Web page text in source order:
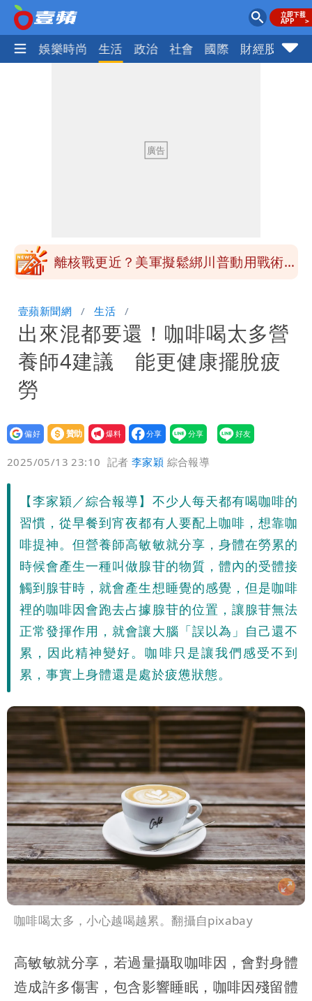
熱門 娛樂時尚 生活 政治 社會 國際 財經股市
姜厚任自爆「和女友前夫是好友」 駁斥
孫戀」 75歲男星傻淪小王一場空
離核戰更近？美軍擬鬆綁川普動用戰術性
周溼答答
Tim哥慘成淹水戶 貨物及電腦全泡水！
他崩潰喊完蛋
黑面嫁女席開200桌搞成演唱會 她嫌高
台北山區升級「大豪雨」！基隆北海岸逢
大潮 恐海水倒灌
澎湖13兒女擠住10坪屋 媽帶補助款離
家！縣府出手了
經紀人強吻女藝人「我又沒伸舌頭」 連
法官都怒了：相當噁心
桃園復興宣布今停班課！全台放假情形一
次看
慈濟遭詐10億 他點名顏博文下台：認
錯有那麼難嗎？
颱風相當有感！海警持續到明晨 北部風
雨這時才變小
五月天冠佑20歲女兒「遭AI假造不雅影
像」 憤怒發聲：已截圖
最新風雨預測！今天「9地區」達停班課
標準
姜厚任自爆「和女友前夫是好友」 駁斥
小三傳言：你在講三小？
壹蘋新聞網 生活
出來混都要還！咖啡喝太多營
養師4建議 能更健康擺脫疲
勞
設為
贊助
我要
爆料
2025/05/13 23:10 記者李家穎 綜合報導
【李家穎／綜合報導】不少人每天都有喝咖啡的
習慣，從早餐到宵夜都有人要配上咖啡，想靠咖
啡提神。但營養師高敏敏就分享，身體在勞累的
時候會產生一種叫做腺苷的物質，體內的受體接
觸到腺苷時，就會產生想睡覺的感覺，但是咖啡
裡的咖啡因會跑去占據腺苷的位置，讓腺苷無法
正常發揮作用，就會讓大腦「誤以為」自己還不
累，因此精神變好。咖啡只是讓我們感受不到
累，事實上身體還是處於疲憊狀態。
咖啡喝太多，小心越喝越累。翻攝自pixabay
高敏敏就分享，若過量攝取咖啡因，會對身體
造成許多傷害，包含影響睡眠，咖啡因殘留體